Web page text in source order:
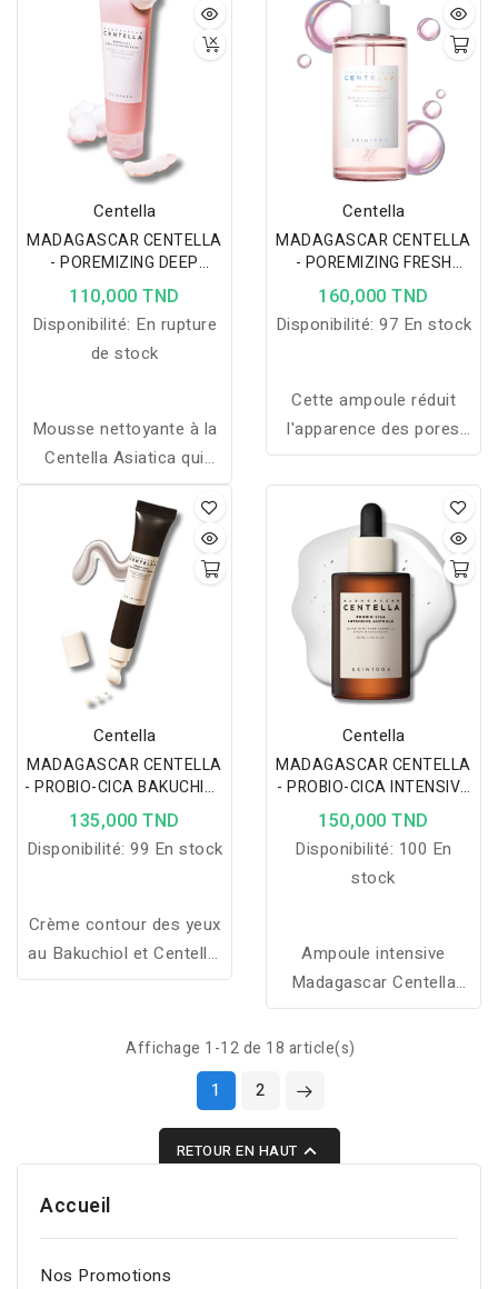
régénérant la peau en
douceur.
les pores, unifie le teint
et apaise les peaux
sensibles.
Centella
MADAGASCAR CENTELLA
- POREMIZING DEEP
CLEANSING FOAM 125 ML
110,000 TND
Disponibilité: En rupture
de stock
Mousse nettoyante à la
Centella Asiatica qui
purifie, hydrate et apaise
la peau tout en éliminant
maquillage et impuretés.
Centella
MADAGASCAR CENTELLA
- POREMIZING FRESH
AMPOULE 100ML
160,000 TND
Disponibilité: 97 En stock
Cette ampoule réduit
l'apparence des pores
dilatés, purifie la peau,
raffermit et améliore
l'élasticité tout en
apaisant pour un teint
lisse et uniforme.
Centella
MADAGASCAR CENTELLA
- PROBIO-CICA BAKUCHIOL
EYE CREAM 20ML
135,000 TND
Disponibilité: 99 En stock
Crème contour des yeux
au Bakuchiol et Centella,
anti-âge et anti-rides, qui
raffermit la peau délicate
du contour des yeux.
Centella
MADAGASCAR CENTELLA
- PROBIO-CICA INTENSIVE
AMPOULE 50 ML
150,000 TND
Disponibilité: 100 En
stock
Ampoule intensive
Madagascar Centella
Probio-Cica 50ml :
hydrate, apaise et répare
Centella Asiatica
fermentée et céramide,
rapidement absorbée,
Affichage 1-12 de 18 article(s)
1
2
RETOUR EN HAUT 
Accueil
Nos Promotions